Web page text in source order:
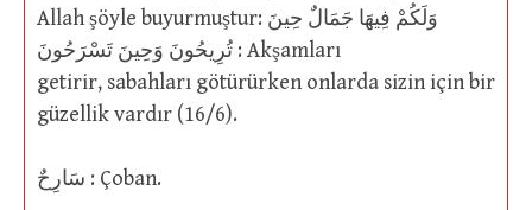
Allah şöyle buyurmuştur: وَلَكُمْ فِيهَا جَمَالٌ حِينَ
تُرِيحُونَ وَحِينَ تَسْرَحُونَ : Akşamları
getirir, sabahları götürürken onlarda sizin için bir
güzellik vardır (16/6).
سَارِحٌ : Çoban.